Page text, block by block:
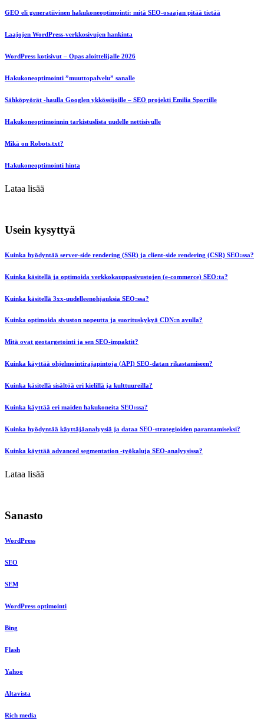
GEO eli generatiivinen hakukoneoptimointi: mitä SEO-osaajan pitää tietää
Laajojen WordPress-verkkosivujen hankinta
WordPress kotisivut – Opas aloittelijalle 2026
Hakukoneoptimointi ”muuttopalvelu” sanalle
Sähköpyörät -haulla Googlen ykkössijoille – SEO projekti Emilia Sportille
Hakukoneoptimoinnin tarkistuslista uudelle nettisivulle
Mikä on Robots.txt?
Hakukoneoptimointi hinta
Lataa lisää
Usein kysyttyä
Kuinka hyödyntää server-side rendering (SSR) ja client-side rendering (CSR) SEO:ssa?
Kuinka käsitellä ja optimoida verkkokauppasivustojen (e-commerce) SEO:ta?
Kuinka käsitellä 3xx-uudelleenohjauksia SEO:ssa?
Kuinka optimoida sivuston nopeutta ja suorituskykyä CDN:n avulla?
Mitä ovat geotargetointi ja sen SEO-impaktit?
Kuinka käyttää ohjelmointirajapintoja (API) SEO-datan rikastamiseen?
Kuinka käsitellä sisältöä eri kielillä ja kulttuureilla?
Kuinka käyttää eri maiden hakukoneita SEO:ssa?
Kuinka hyödyntää käyttäjäanalyysiä ja dataa SEO-strategioiden parantamiseksi?
Kuinka käyttää advanced segmentation -työkaluja SEO-analyysissa?
Lataa lisää
Sanasto
WordPress
SEO
SEM
WordPress optimointi
Bing
Flash
Yahoo
Altavista
Rich media